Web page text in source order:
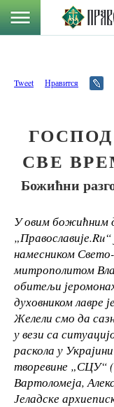
Tweet Нравится
СВЕ
Божићни
У овим божићним
„Православије.Ru
намесником
митрополитом
обитељи
духовником лавре
Желели смо да
у вези са
раскола у
творевине „СЦУ“
Вартоломеја,
Јеладске